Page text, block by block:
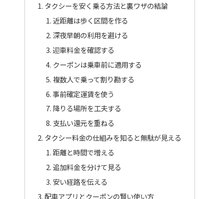
タクシーを安く乗る方法と裏ワザの結論
近距離は歩く区間を作る
深夜早朝の利用を避ける
迎車料金を確認する
クーポンは乗車前に適用する
複数人で乗って割り勘する
事前確定運賃を使う
降りる場所を工夫する
支払い還元を重ねる
タクシー料金の仕組みを知ると無駄が見える
距離と時間で増える
追加料金を分けて見る
安い経路を伝える
配車アプリとクーポンの賢い使い方